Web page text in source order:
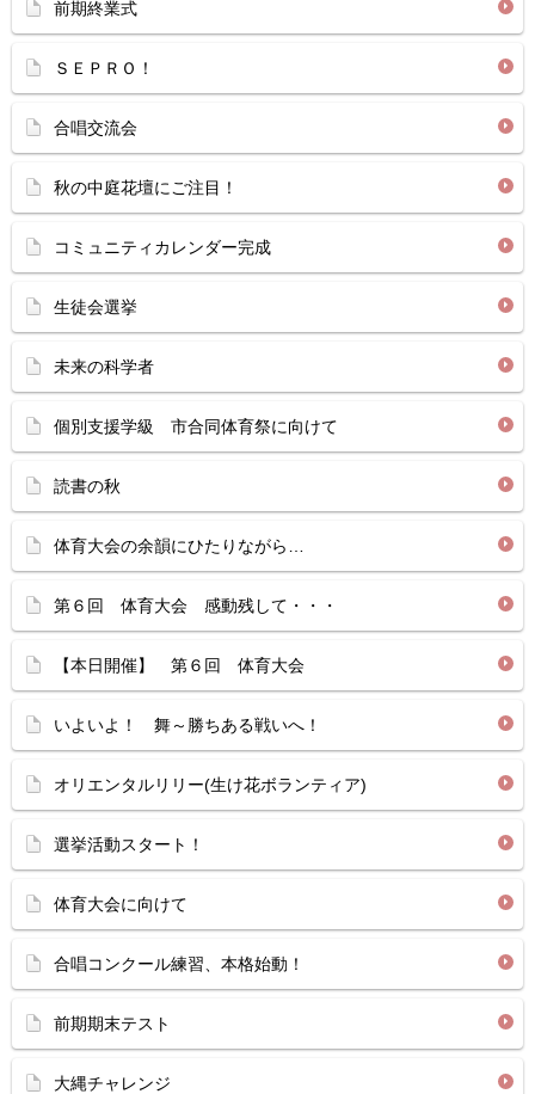
前期終業式
ＳＥＰＲＯ！
合唱交流会
秋の中庭花壇にご注目！
コミュニティカレンダー完成
生徒会選挙
未来の科学者
個別支援学級 市合同体育祭に向けて
読書の秋
体育大会の余韻にひたりながら…
第６回 体育大会 感動残して・・・
【本日開催】 第６回 体育大会
いよいよ！ 舞～勝ちある戦いへ！
オリエンタルリリー(生け花ボランティア)
選挙活動スタート！
体育大会に向けて
合唱コンクール練習、本格始動！
前期期末テスト
大縄チャレンジ